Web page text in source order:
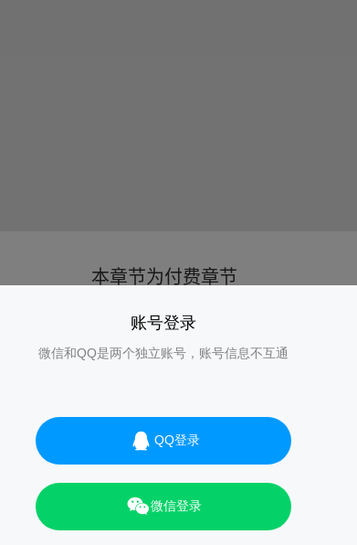
账号登录
微信和QQ是两个独立账号，账号信息不互通
QQ登录
微信登录